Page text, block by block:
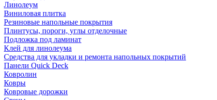
Линолеум
Виниловая плитка
Резиновые напольные покрытия
Плинтусы, пороги, углы отделочные
Подложка под ламинат
Клей для линолеума
Средства для укладки и ремонта напольных покрытий
Панели Quick Deck
Ковролин
Ковры
Ковровые дорожки